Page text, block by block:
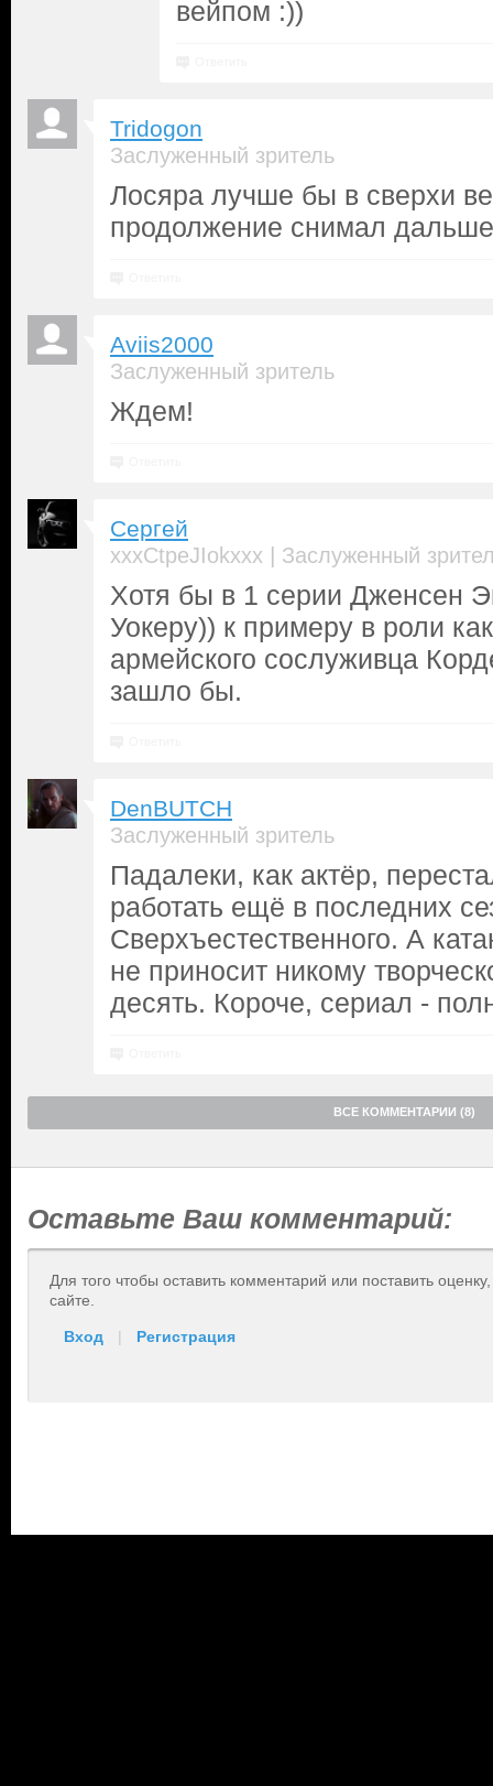
вейпом :))
Tridogon
Заслуженный зритель
Лосяра лучше бы в сверхи
продолжение снимал дальше
Aviis2000
Заслуженный зритель
Ждем!
Сергей
xxxCtpeJIokxxx | Заслуженный
Хотя бы в 1 серии Дженсен
Уокеру)) к примеру в роли
армейского сослуживца
зашло бы.
DenBUTCH
Заслуженный зритель
Падалеки, как актёр,
работать ещё в последних
Сверхъестественного. А
не приносит никому
десять. Короче, сериал -
ВСЕ КОММЕНТАРИИ (8)
Оставьте Ваш комментарий:
Для того чтобы оставить комментарий или поставить
сайте.
Вход | Регистрация